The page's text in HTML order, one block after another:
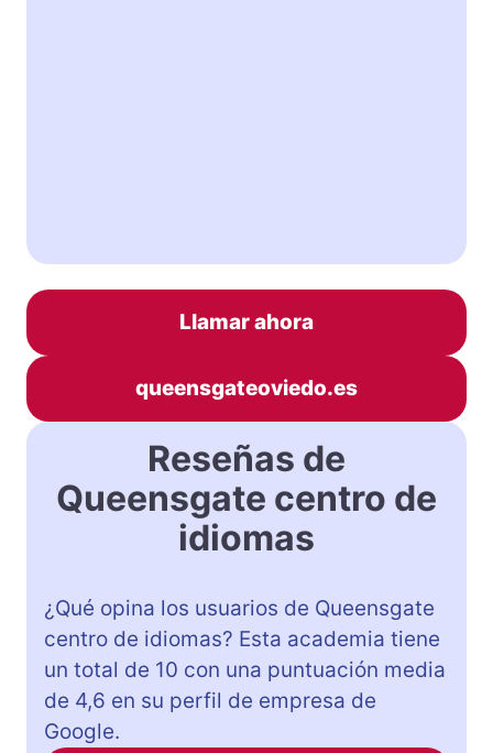
Llamar ahora
queensgateoviedo.es
Reseñas de
Queensgate centro de
idiomas
¿Qué opina los usuarios de Queensgate
centro de idiomas? Esta academia tiene
un total de 10 con una puntuación media
de 4,6 en su perfil de empresa de
Google.